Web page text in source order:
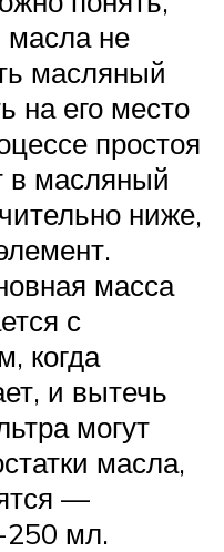
масла не
масляный
на его место
простоя
в масляный
ниже,
масса
с
когда
и вытечь
могут
масла,
—
250 мл.